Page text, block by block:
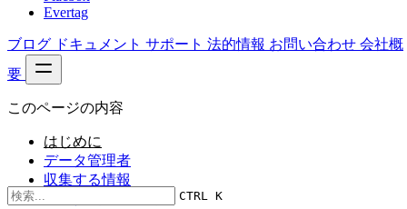
Evertag
ブログ ドキュメント サポート 法的情報 お問い合わせ 会社概
要
CTRL K
このページの内容
はじめに
データ管理者
収集する情報
データ処理の目的